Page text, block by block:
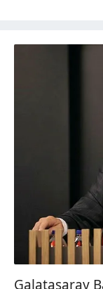
reklam/pazarlama
sınırlı olarak
Çerezlere ilişkin
vasıtasıyla
için Ayarlar
6698 sayılı
hazırlanmış
ilgili mevzuata
almak için lütfen
Galatasaray